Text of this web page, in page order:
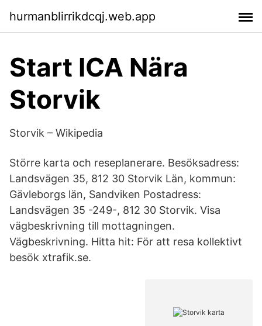
hurmanblirrikdcqj.web.app
Start ICA Nära
Storvik
Storvik – Wikipedia
Större karta och reseplanerare. Besöksadress:
Landsvägen 35, 812 30 Storvik Län, kommun:
Gävleborgs län, Sandviken Postadress:
Landsvägen 35 -249-, 812 30 Storvik. Visa
vägbeskrivning till mottagningen.
Vägbeskrivning. Hitta hit: För att resa kollektivt
besök xtrafik.se.